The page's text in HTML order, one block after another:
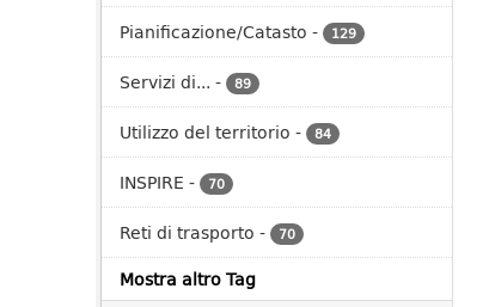
Pianificazione/Catasto - 129
Servizi di... - 89
Utilizzo del territorio - 84
INSPIRE - 70
Reti di trasporto - 70
Mostra altro Tag